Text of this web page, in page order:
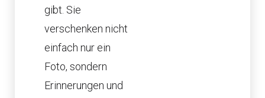
gibt. Sie
verschenken nicht
einfach nur ein
Foto, sondern
Erinnerungen und